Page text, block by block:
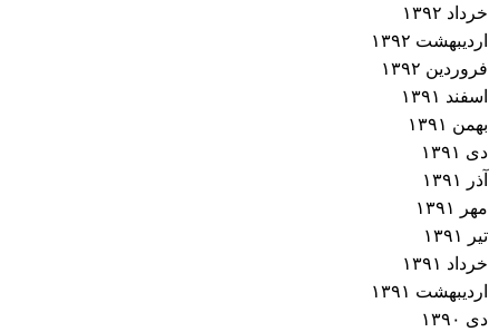
خرداد ۱۳۹۲
اردیبهشت ۱۳۹۲
فروردین ۱۳۹۲
اسفند ۱۳۹۱
بهمن ۱۳۹۱
دی ۱۳۹۱
آذر ۱۳۹۱
مهر ۱۳۹۱
تیر ۱۳۹۱
خرداد ۱۳۹۱
اردیبهشت ۱۳۹۱
دی ۱۳۹۰